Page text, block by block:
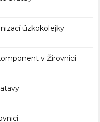
úzkokolejky
v Žirovnici